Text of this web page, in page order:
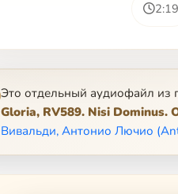
2:19
Это отдельный аудиофайл из
Gloria, RV589. Nisi Dominus.
Вивальди, Антонио Лючио